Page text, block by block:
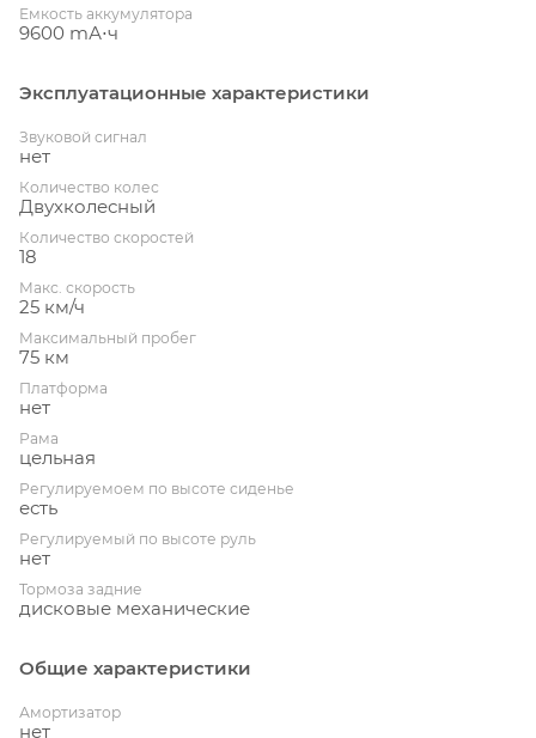
Емкость аккумулятора
9600 mА⋅ч
Эксплуатационные характеристики
Звуковой сигнал
нет
Количество колес
Двухколесный
Количество скоростей
18
Макс. скорость
25 км/ч
Максимальный пробег
75 км
Платформа
нет
Рама
цельная
Регулируемоем по высоте сиденье
есть
Регулируемый по высоте руль
нет
Тормоза задние
дисковые механические
Общие характеристики
Амортизатор
нет